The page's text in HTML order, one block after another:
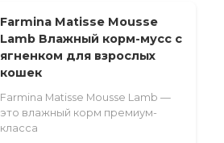
Farmina Matisse Mousse
Lamb Влажный корм-мусс с
ягненком для взрослых
кошек
Farmina Matisse Mousse Lamb —
это влажный корм премиум-
класса